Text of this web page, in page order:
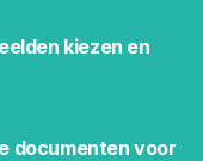
kiezen en
documenten voor